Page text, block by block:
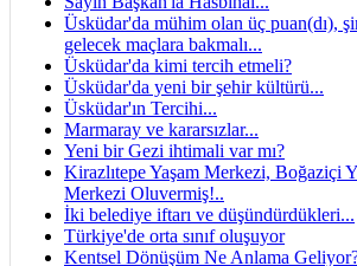
Üsküdar'da mühim olan üç puan(dı),
gelecek maçlara bakmalı...
Üsküdar'da kimi tercih etmeli?
Üsküdar'da yeni bir şehir kültürü...
Üsküdar'ın Tercihi...
Marmaray ve kararsızlar...
Yeni bir Gezi ihtimali var mı?
Kirazlıtepe Yaşam Merkezi, Boğaziçi
Merkezi Oluvermiş!..
İki belediye iftarı ve düşündürdükleri...
Türkiye'de orta sınıf oluşuyor
Kentsel Dönüşüm Ne Anlama